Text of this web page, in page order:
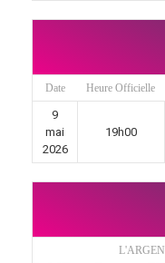
Date Heure Officielle
9
mai
2026
19h00